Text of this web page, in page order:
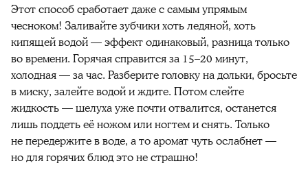
Этотспособсработает даже с самым упрямым
чесноком! Заливайте зубчики хоть ледяной, хоть
кипящей водой — эффект одинаковый, разница только
во времени. Горячая справится за 15–20 минут,
холодная — за час. Разберите головку на дольки, бросьте
в миску, залейте водой и ждите. Потом слейте
жидкость — шелуха уже почти отвалится, останется
лишь поддеть её ножом или ногтем иснять. Только
не передержите в воде, а то аромат чуть ослабнет —
но для горячих блюд это не страшно!